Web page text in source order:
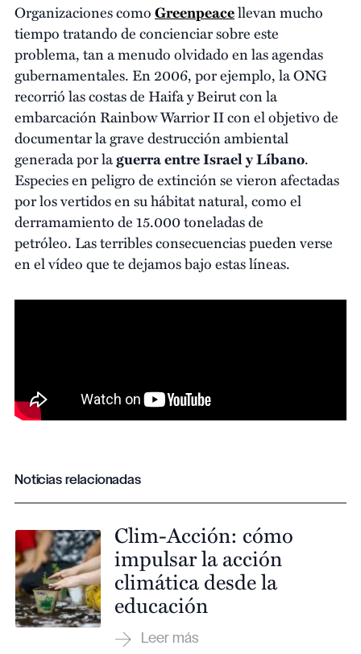
Organizaciones comoGreenpeacellevan mucho
tiempo tratando de concienciar sobre este
problema, tan a menudo olvidado en las agendas
gubernamentales. En 2006, por ejemplo, la ONG
recorrió las costas de Haifa y Beirut con la
embarcación Rainbow Warrior II con el objetivo de
documentar la grave destrucción ambiental
generada por laguerra entre Israel y Líbano.
Especies en peligro de extinción se vieron afectadas
por los vertidos en su hábitat natural, como el
derramamiento de 15.000 toneladas de
petróleo. Las terribles consecuencias pueden verse
en el vídeo que te dejamos bajo estas líneas.
Noticias relacionadas
Clim-Acción: cómo
impulsar la acción
climática desde la
educación